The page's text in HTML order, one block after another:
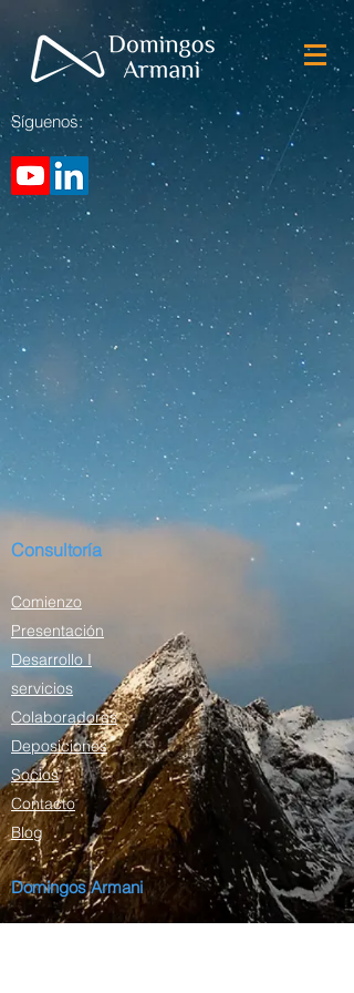
Síguenos:
Consultoría
Comienzo
Presentación
Desarrollo I
servicios
Colaboradores
Deposiciones
Socios
Contacto
Blog
Domingos Armani